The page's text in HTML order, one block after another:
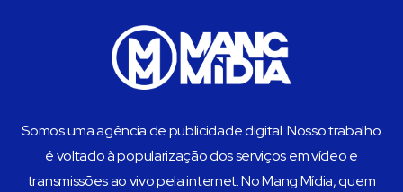
Somos uma agência de publicidade digital. Nosso trabalho
é voltado à popularização dos serviços em vídeo e
transmissões ao vivo pela internet. No Mang Mídia, quem